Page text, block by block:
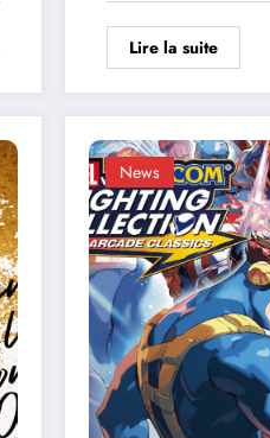
Lire la suite
News